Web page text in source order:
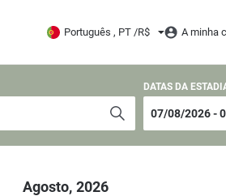
Português , PT /R$ A minha
DATAS DA
Agosto, 2026